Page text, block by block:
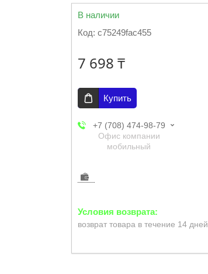
В наличии
Код: c75249fac455
7 698 ₸
Купить
+7 (708) 474-98-79
Офис компании
мобильный
возврат товара в течение 14 дней